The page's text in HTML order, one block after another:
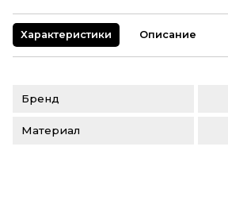
Характеристики Описание
Бренд
Материал